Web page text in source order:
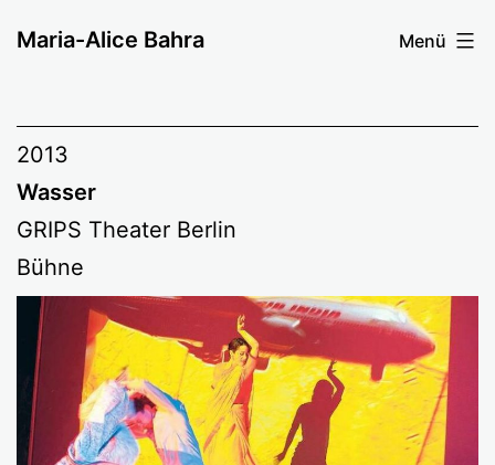
Inhalt
Maria-Alice Bahra Menü
2013
Wasser
GRIPS Theater Berlin
Bühne